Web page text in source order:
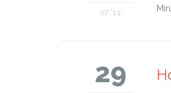
07 '13
29